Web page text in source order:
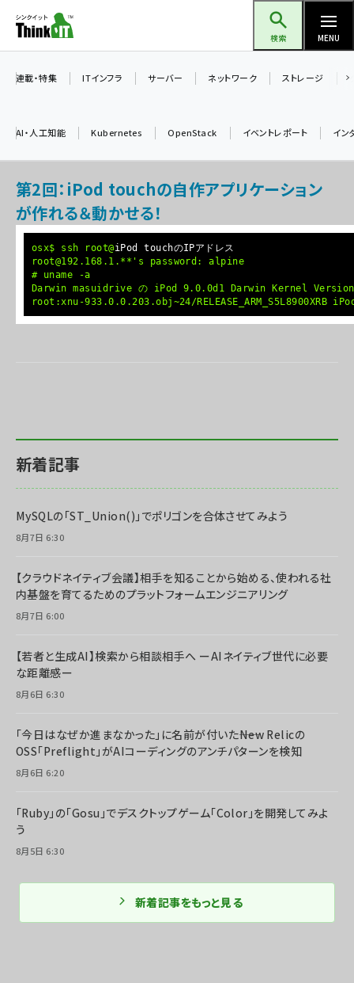
ン
ツ
検索 MENU
ai (2508)
加藤銘のチーム貢献～仲間と築いた勝利の絆～ (2329)
iot女子会 (2295)
北海道をのんびり旅する晴山佳須夫のヒント集！ (2050)
drupal (1966)
genai (1494)
連載・特集 ITインフラ サーバー ネットワーク ストレージ
AI・人工知能 Kubernetes OpenStack イベントレポート イン
第2回：iPod touchの自作アプリケーション
が作れる＆動かせる！
osx$ ssh root@iPod touchのIPアドレス
root@192.168.1.**'s password: alpine
# uname -a
Darwin masuidrive の iPod 9.0.0d1 Darwin Kernel
root:xnu-933.0.0.203.obj~24/RELEASE_ARM_S5L8900XRB
新着記事
MySQLの「ST_Union()」でポリゴンを合体させてみよう
8月7日 6:30
【クラウドネイティブ会議】相手を知ることから始める、使われる社
内基盤を育てるためのプラットフォームエンジニアリング
8月7日 6:00
【若者と生成AI】検索から相談相手へ ーAIネイティブ世代に必要
な距離感ー
8月6日 6:30
「今日はなぜか進まなかった」に名前が付いた――New Relicの
OSS「Preflight」がAIコーディングのアンチパターンを検知
8月6日 6:20
「Ruby」の「Gosu」でデスクトップゲーム「Color」を開発してみよ
う
8月5日 6:30
新着記事をもっと見る